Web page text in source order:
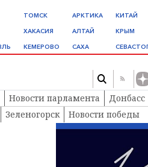
ТОМСК
ХАКАСИЯ
КЕМЕРОВО
АРКТИКА
АЛТАЙ
САХА
КИТАЙ
КРЫМ
Новости парламента Донбасс
Зеленогорск
Новости победы